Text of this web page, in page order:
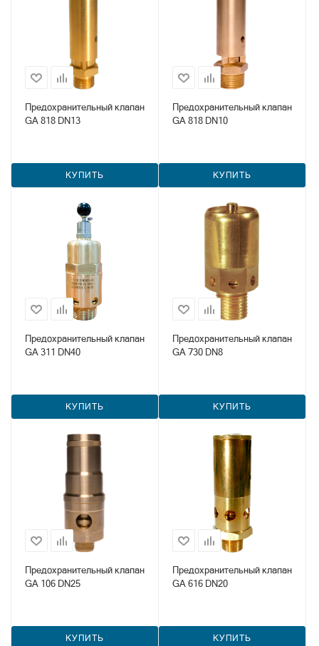
Предохранительный клапан
GA 818 DN13
КУПИТЬ
Предохранительный клапан
GA 818 DN10
КУПИТЬ
Предохранительный клапан
GA 311 DN40
КУПИТЬ
Предохранительный клапан
GA 730 DN8
КУПИТЬ
Предохранительный клапан
GA 106 DN25
КУПИТЬ
Предохранительный клапан
GA 616 DN20
КУПИТЬ